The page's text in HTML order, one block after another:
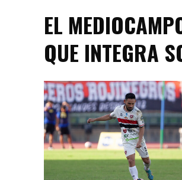
EL
QUE INTEGRA